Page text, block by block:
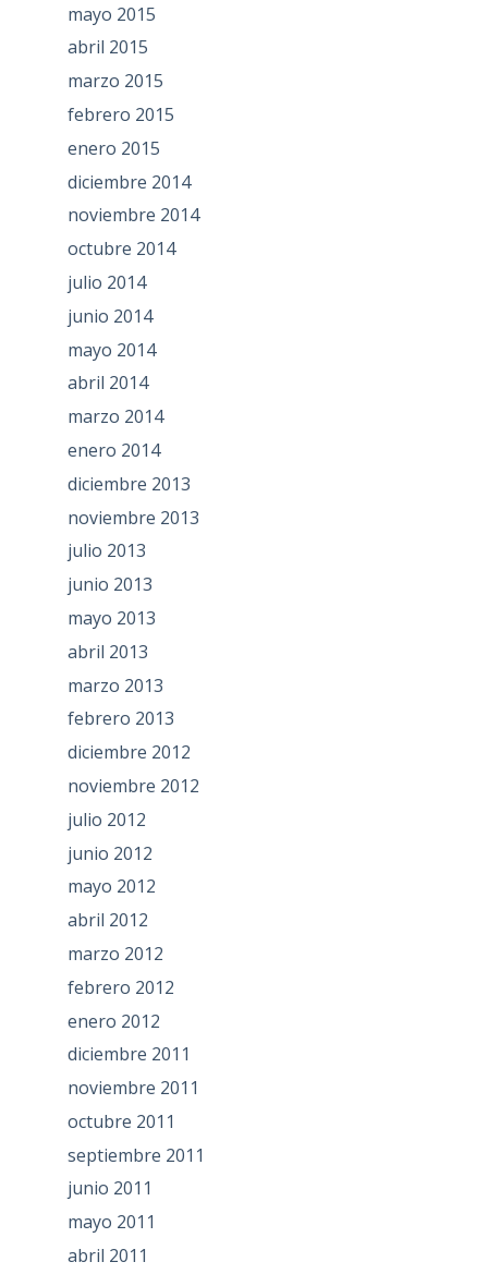
mayo 2015
abril 2015
marzo 2015
febrero 2015
enero 2015
diciembre 2014
noviembre 2014
octubre 2014
julio 2014
junio 2014
mayo 2014
abril 2014
marzo 2014
enero 2014
diciembre 2013
noviembre 2013
julio 2013
junio 2013
mayo 2013
abril 2013
marzo 2013
febrero 2013
diciembre 2012
noviembre 2012
julio 2012
junio 2012
mayo 2012
abril 2012
marzo 2012
febrero 2012
enero 2012
diciembre 2011
noviembre 2011
octubre 2011
septiembre 2011
junio 2011
mayo 2011
abril 2011